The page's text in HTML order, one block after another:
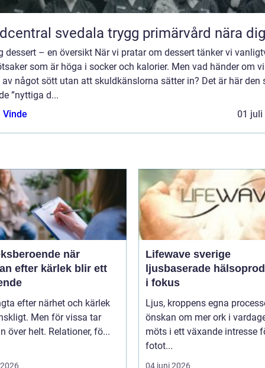
Vårdcentral svedala trygg primärvård nära dig
dessert – en översikt När vi pratar om dessert tänker vi
som är höga i socker och kalorier. Men vad händer om
något sött utan att skuldkänslorna sätter in? Det är här den
”nyttiga d...
Vinde
01 juli
när
efter kärlek blir ett
efter närhet och kärlek
Men för vissa tar
över helt. Relationer, fö...
Lifewave sverige
ljusbaserade
i fokus
Ljus, kroppens egna
önskan om mer ork i
möts i ett växande intresse
fotot...
04 juni 2026